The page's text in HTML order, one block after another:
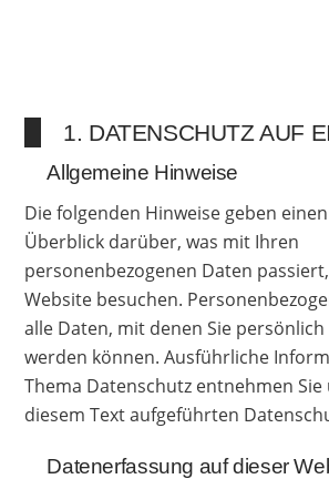
1. DATENSCHUTZ AUF
Allgemeine Hinweise
Die folgenden Hinweise geben
Überblick darüber, was mit Ihren
personenbezogenen Daten
Website besuchen.
alle Daten, mit denen Sie
werden können. Ausführliche
Thema Datenschutz entnehmen
diesem Text aufgeführten
Datenerfassung auf dieser